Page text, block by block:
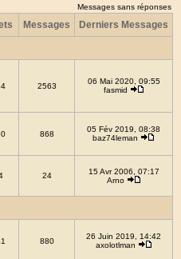
Messages sans réponses
Messages Derniers Messages
2563
06 Mai 2020, 09:55
fasmid
868
05 Fév 2019, 08:38
baz74leman
24
15 Avr 2006, 07:17
Arno
880
26 Juin 2019, 14:42
axolotlman